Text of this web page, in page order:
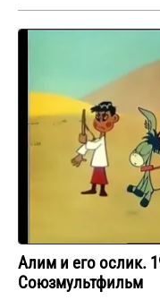
Алим и его ослик.
Союзмультфильм